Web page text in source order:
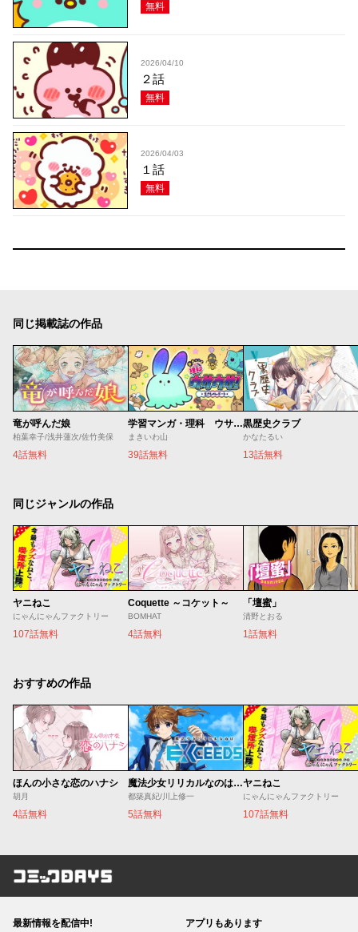
無料
2026/04/10
２話
無料
2026/04/03
１話
無料
同じ掲載誌の作品
竜が呼んだ娘
柏葉幸子/浅井蓮次/佐竹美保
4話無料
学習マンガ・理科 ウサウサ！
まきいわ山
39話無料
黒歴史クラブ
かなたるい
13話無料
同じジャンルの作品
ヤニねこ
にゃんにゃんファクトリー
107話無料
Coquette ～コケット～
BOMHAT
4話無料
「壇蜜」
清野とおる
1話無料
おすすめの作品
ほんの小さな恋のハナシ
胡月
4話無料
魔法少女リリカルなのは EXCEEDS
都築真紀/川上修一
5話無料
ヤニねこ
にゃんにゃんファクトリー
107話無料
コミックDAYS
最新情報を配信中! アプリもあります